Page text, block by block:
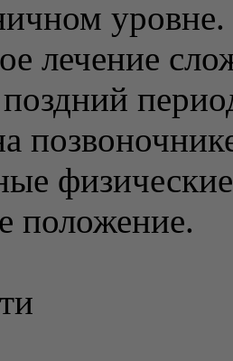
уровне.
лечение
положение.